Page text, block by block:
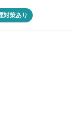
対策あり